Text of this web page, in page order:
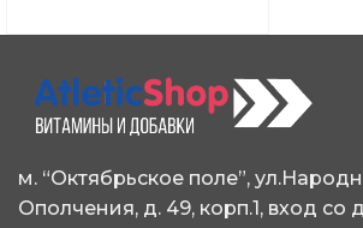
м. “Октябрьское поле”,
Ополчения, д. 49, корп.1, вход со